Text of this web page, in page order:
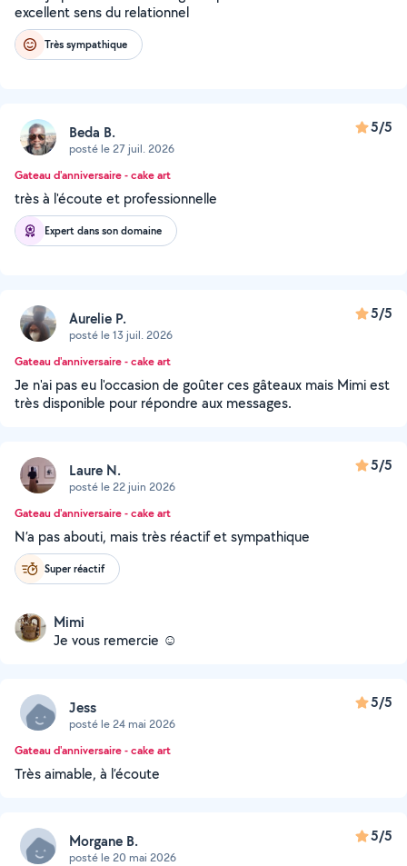
excellent sens du relationnel
Très sympathique
Beda B.
posté le 27 juil. 2026
5/5
Gateau d'anniversaire - cake art
très à l'écoute et professionnelle
Expert dans son domaine
Aurelie P.
posté le 13 juil. 2026
5/5
Gateau d'anniversaire - cake art
Je n'ai pas eu l'occasion de goûter ces gâteaux mais Mimi est
très disponible pour répondre aux messages.
Laure N.
posté le 22 juin 2026
5/5
Gateau d'anniversaire - cake art
N’a pas abouti, mais très réactif et sympathique
Super réactif
Mimi
Je vous remercie ☺️
Jess
posté le 24 mai 2026
5/5
Gateau d'anniversaire - cake art
Très aimable, à l’écoute
Morgane B.
posté le 20 mai 2026
5/5